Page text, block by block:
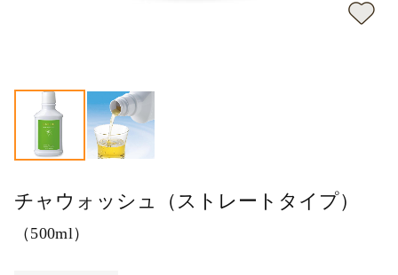
チャウォッシュ（ストレートタイプ）
（500ml）